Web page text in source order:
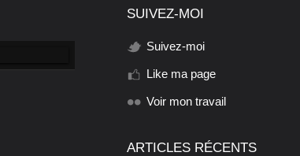
SUIVEZ-MOI
Suivez-moi
Like ma page
Voir mon travail
ARTICLES RÉCENTS